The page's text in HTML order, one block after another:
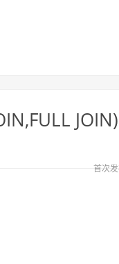
JOIN)
首次